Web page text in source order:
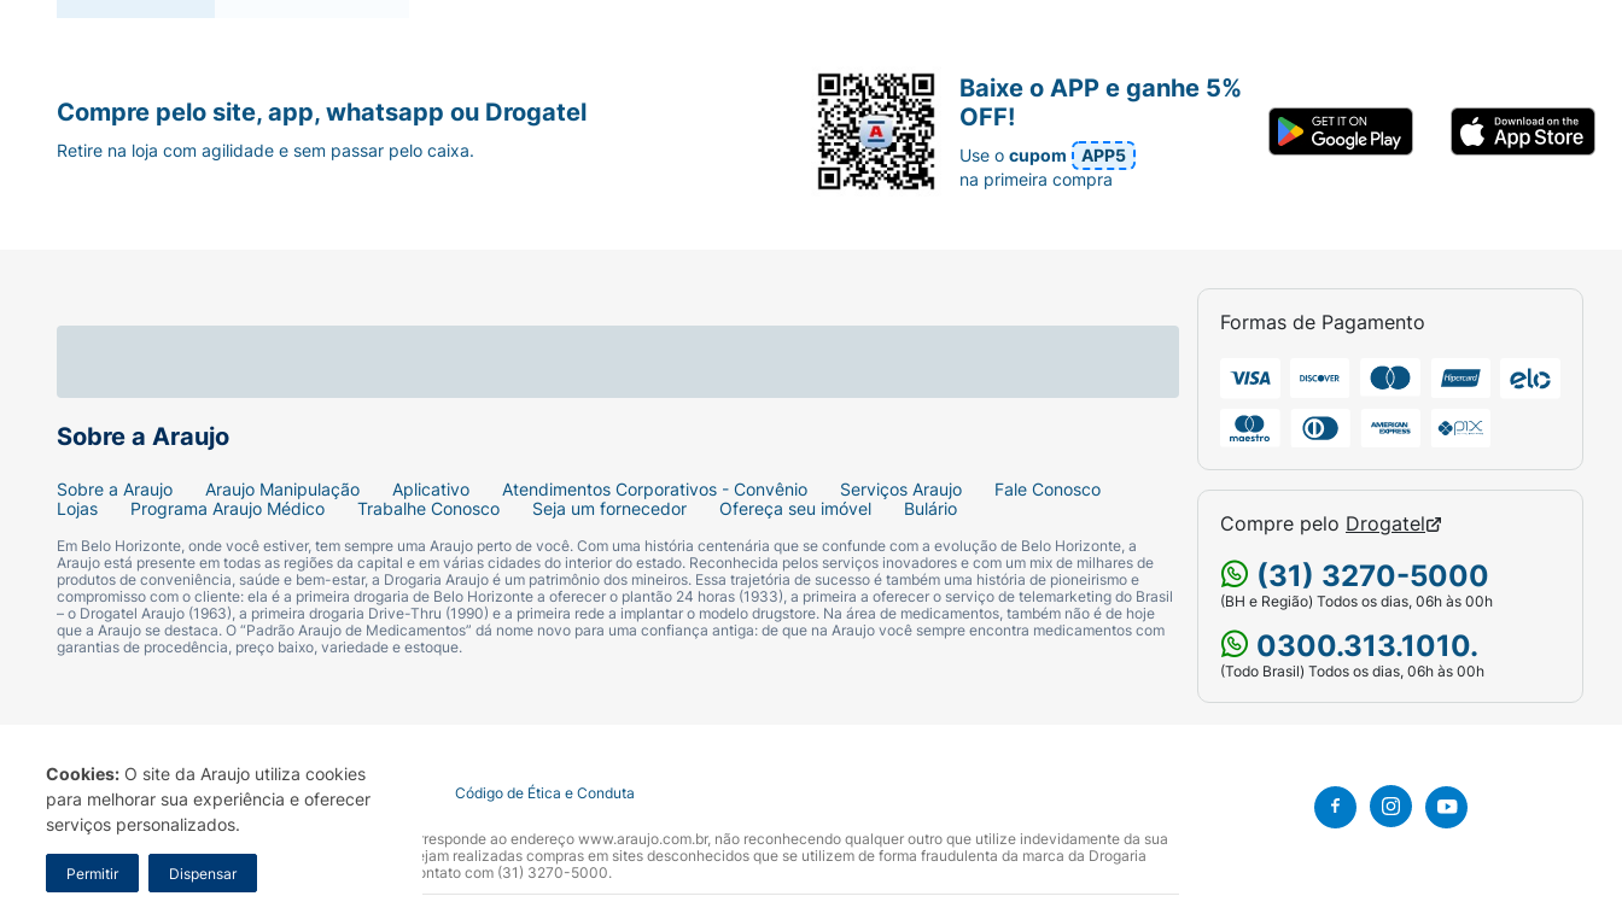
Cookies: O site da Araujo utiliza cookies
para melhorar sua experiência e oferecer
serviços personalizados.
Permitir Dispensar
Sobre a Araujo
Sobre a Araujo Araujo Manipulação Aplicativo Atendimentos Corporativos - Convênio Serviços Araujo
Fale Conosco
Lojas
Programa Araujo Médico Trabalhe Conosco Seja um fornecedor Ofereça seu imóvel Bulário
Em Belo Horizonte, onde você estiver, tem sempre uma Araujo perto de você. Com uma história centenária que se confunde com a evolução de Belo Horizonte, a
Araujo está presente em todas as regiões da capital e em várias cidades do interior do estado. Reconhecida pelos serviços inovadores e com um mix de milhares de
produtos de conveniência, saúde e bem-estar, a Drogaria Araujo é um patrimônio dos mineiros. Essa trajetória de sucesso é também uma história de pioneirismo e
compromisso com o cliente: ela é a primeira drogaria de Belo Horizonte a oferecer o plantão 24 horas (1933), a primeira a oferecer o serviço de telemarketing do Brasil
– o Drogatel Araujo (1963), a primeira drogaria Drive-Thru (1990) e a primeira rede a implantar o modelo drugstore. Na área de medicamentos, também não é de hoje
que a Araujo se destaca. O “Padrão Araujo de Medicamentos” dá nome novo para uma confiança antiga: de que na Araujo você sempre encontra medicamentos com
garantias de procedência, preço baixo, variedade e estoque.
Formas de Pagamento
Compre pelo Drogatel
(31) 3270-5000
(BH e Região) Todos os dias, 06h às 00h
0300.313.1010.
(Todo Brasil) Todos os dias, 06h às 00h
Compre pelo site, app, whatsapp ou Drogatel
Retire na loja com agilidade e sem passar pelo caixa.
Baixe o APP e ganhe 5%
OFF!
Use ocupom
APP5
na primeira compra
Termo de Uso Portal da Privacidade Covid-19 Código de Ética e Conduta
A Drogaria Araujo S/A informa que o seu site oficial corresponde ao endereço www.araujo.com.br, não reconhecendo qualquer outro que utilize indevidamente da sua
marca. Para sua segurança recomendamos que não sejam realizadas compras em sites desconhecidos que se utilizem de forma fraudulenta da marca da Drogaria
Araujo S.A. Em caso de dúvidas, gentileza entrar em contato com (31) 3270-5000.